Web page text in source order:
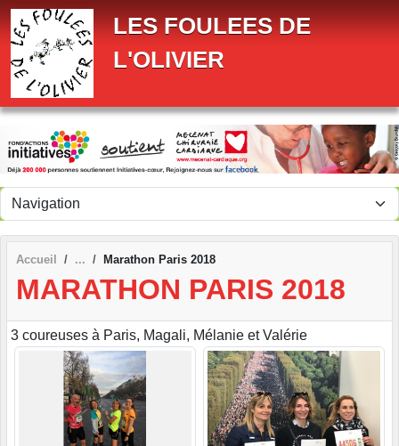
LES FOULEES DE
L'OLIVIER
Accueil Marathon Paris 2018
MARATHON PARIS 2018
3 coureuses à Paris, Magali, Mélanie et Valérie
Panneau de gestion des cookies